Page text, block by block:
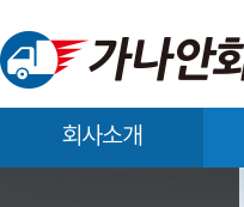
회사소개